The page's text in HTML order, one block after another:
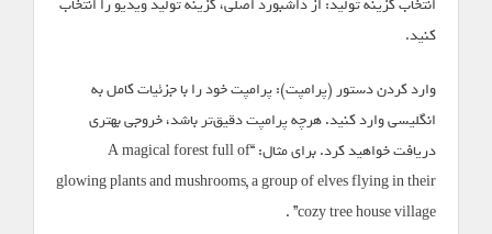
انتخاب گزینه تولید: از داشبورد اصلی، گزینه تولید ویدیو را انتخاب
کنید.
وارد کردن دستور (پرامپت): پرامپت خود را با جزئیات کامل به
انگلیسی وارد کنید. هرچه پرامپت دقیق‌تر باشد، خروجی بهتری
دریافت خواهید کرد. برای مثال: “A magical forest full of
glowing plants and mushrooms, a group of elves flying in their
cozy tree house village” .